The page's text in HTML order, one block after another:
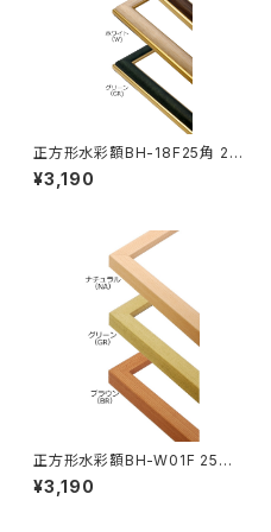
正方形水彩額BH-18F25角 25
0×250ミリ
¥3,190
正方形水彩額BH-W01F 25角
250×250ミリ
¥3,190